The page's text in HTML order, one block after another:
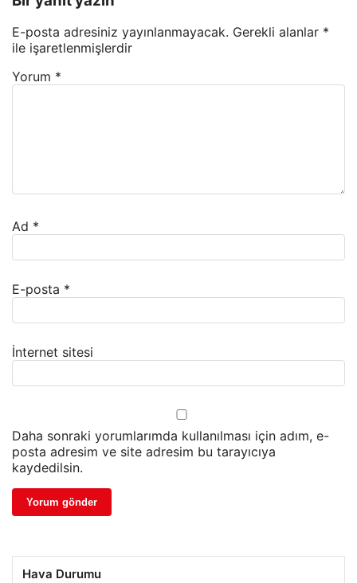
E-posta adresiniz yayınlanmayacak. Gerekli alanlar *
ile işaretlenmişlerdir
Yorum *
Ad *
E-posta *
İnternet sitesi
Daha sonraki yorumlarımda kullanılması için adım, e-
posta adresim ve site adresim bu tarayıcıya
kaydedilsin.
Hava Durumu